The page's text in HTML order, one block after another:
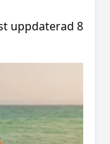
uppdaterad 8